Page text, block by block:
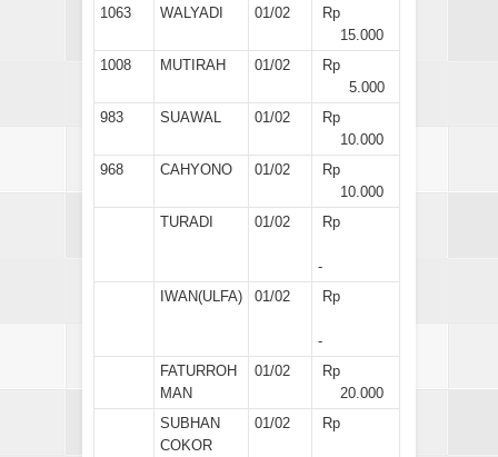
1063
WALYADI 01/02
Rp
15.000
1008
MUTIRAH 01/02
Rp
5.000
983
SUAWAL 01/02
Rp
10.000
968
CAHYONO 01/02
Rp
10.000
TURADI
01/02 Rp
-
IWAN(ULFA)
01/02 Rp
-
FATURROH
MAN
01/02
Rp
20.000
SUBHAN
COKOR
01/02 Rp